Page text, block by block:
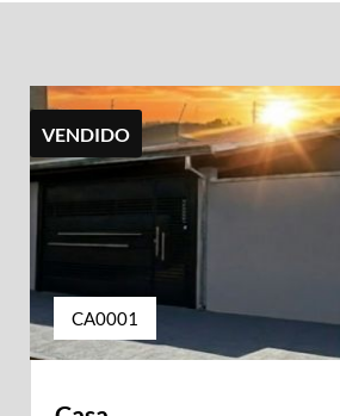
VENDIDO
CA0001